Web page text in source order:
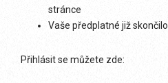
stránce
Vaše předplatné již skončilo
Přihlásit se můžete zde: